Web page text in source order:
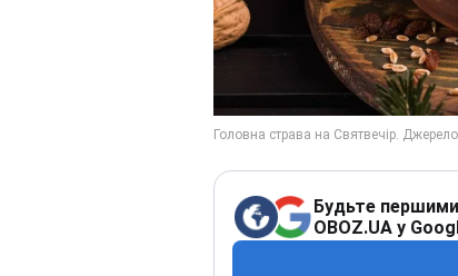
Будьте
OBOZ.UA у